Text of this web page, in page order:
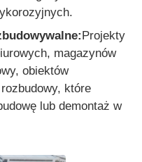
Projekty
magazynów
obiektów
które
lub demontaż w